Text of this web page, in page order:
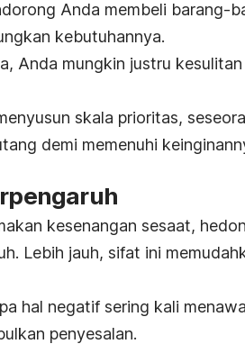
Anda membeli barang-
kebutuhannya.
Anda mungkin justru
skala prioritas,
demi memenuhi
kesenangan sesaat,
Lebih jauh, sifat ini
hal negatif sering kali
penyesalan.